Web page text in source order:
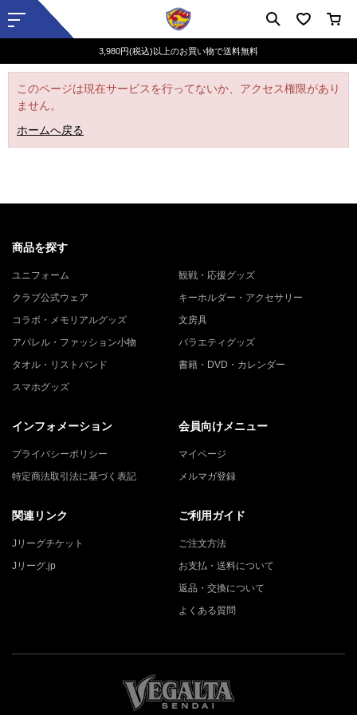
3,980円(税込)以上のお買い物で送料無料
このページは現在サービスを行ってないか、アクセス権限があり
ません。
ホームへ戻る
商品を探す
ユニフォーム
観戦・応援グッズ
クラブ公式ウェア
キーホルダー・アクセサリー
コラボ・メモリアルグッズ
文房具
アパレル・ファッション小物
バラエティグッズ
タオル・リストバンド
書籍・DVD・カレンダー
スマホグッズ
インフォメーション
プライバシーポリシー
特定商法取引法に基づく表記
会員向けメニュー
マイページ
メルマガ登録
関連リンク
Jリーグチケット
Jリーグ.jp
ご利用ガイド
ご注文方法
お支払・送料について
返品・交換について
よくある質問